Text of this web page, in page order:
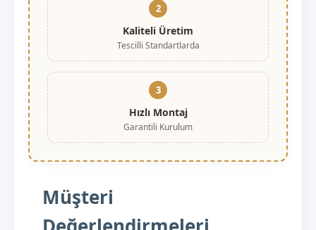
2
Kaliteli Üretim
Tescilli Standartlarda
3
Hızlı Montaj
Garantili Kurulum
Müşteri